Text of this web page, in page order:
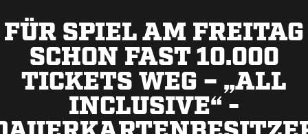
FÜR SPIEL AM FREITAG
SCHON FAST 10.000
TICKETS WEG – „ALL
INCLUSIVE“ -